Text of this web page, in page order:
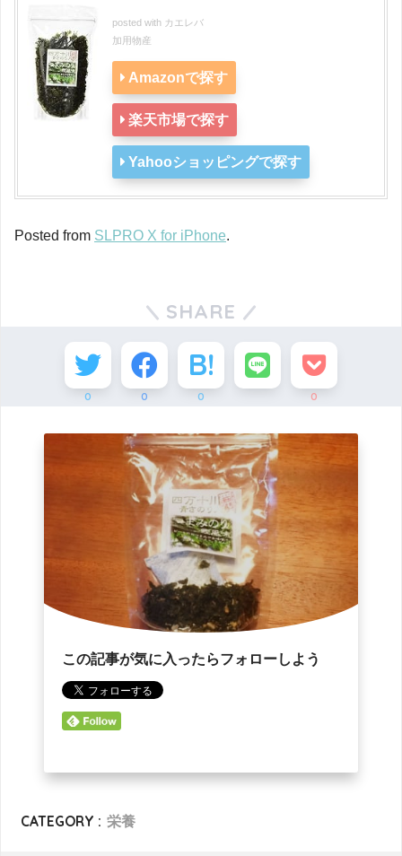
posted with カエレバ
加用物産
Amazonで探す
楽天市場で探す
Yahooショッピングで探す
Posted from SLPRO X for iPhone
SHARE
0 0 0 0
この記事が気に入ったらフォローしよう
CATEGORY : 栄養